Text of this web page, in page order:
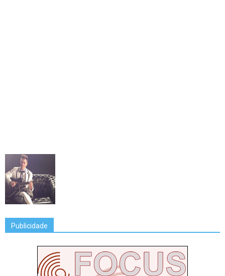
Publicidade